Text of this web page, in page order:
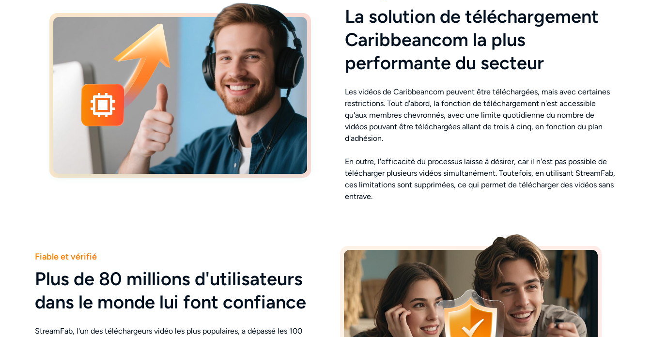
La solution de téléchargement
Caribbeancom la plus
performante du secteur
Les vidéos de Caribbeancom peuvent être téléchargées, mais avec certaines
restrictions. Tout d'abord, la fonction de téléchargement n'est accessible
qu'aux membres chevronnés, avec une limite quotidienne du nombre de
vidéos pouvant être téléchargées allant de trois à cinq, en fonction du plan
d'adhésion.
En outre, l'efficacité du processus laisse à désirer, car il n'est pas possible de
télécharger plusieurs vidéos simultanément. Toutefois, en utilisant StreamFab,
ces limitations sont supprimées, ce qui permet de télécharger des vidéos sans
entrave.
Fiable et vérifié
Plus de 80 millions d'utilisateurs
dans le monde lui font confiance
StreamFab, l'un des téléchargeurs vidéo les plus populaires, a dépassé les 100